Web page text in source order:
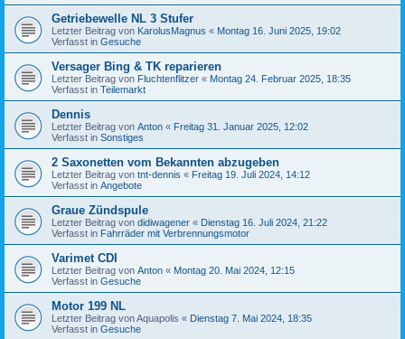
Getriebewelle NL 3 Stufer
Letzter Beitrag von KarolusMagnus « Montag 16. Juni 2025, 19:02
Verfasst in Gesuche
Versager Bing & TK reparieren
Letzter Beitrag von Fluchtenflitzer « Montag 24. Februar 2025, 18:35
Verfasst in Teilemarkt
Dennis
Letzter Beitrag von Anton « Freitag 31. Januar 2025, 12:02
Verfasst in Sonstiges
2 Saxonetten vom Bekannten abzugeben
Letzter Beitrag von tnt-dennis « Freitag 19. Juli 2024, 14:12
Verfasst in Angebote
Graue Zündspule
Letzter Beitrag von didiwagener « Dienstag 16. Juli 2024, 21:22
Verfasst in Fahrräder mit Verbrennungsmotor
Varimet CDI
Letzter Beitrag von Anton « Montag 20. Mai 2024, 12:15
Verfasst in Gesuche
Motor 199 NL
Letzter Beitrag vonAquapolis « Dienstag 7. Mai 2024, 18:35
Verfasst in Gesuche